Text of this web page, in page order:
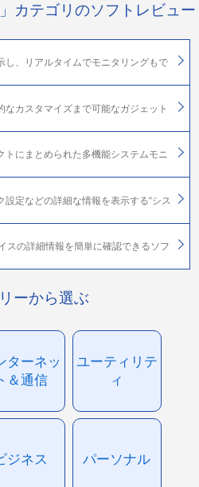
カテゴリのソフトレビュー
し、リアルタイムでモニタリングもで
カスタマイズまで可能なガジェット
トにまとめられた多機能システムモニ
定などの詳細な情報を表示する“シス
スの詳細情報を簡単に確認できるソフ
ーから選ぶ
ターネッ
＆通信
ユーティリテ
ィ
ジネス パーソナル